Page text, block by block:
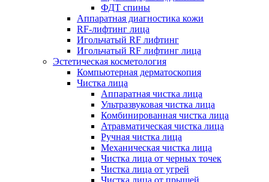
ФДТ спины
Аппаратная диагностика кожи
RF-лифтинг лица
Игольчатый RF лифтинг
Игольчатый RF лифтинг лица
Эстетическая косметология
Компьютерная дерматоскопия
Чистка лица
Аппаратная чистка лица
Ультразвуковая чистка лица
Комбинированная чистка лица
Атравматическая чистка лица
Ручная чистка лица
Механическая чистка лица
Чистка лица от черных точек
Чистка лица от угрей
Чистка лица от прыщей